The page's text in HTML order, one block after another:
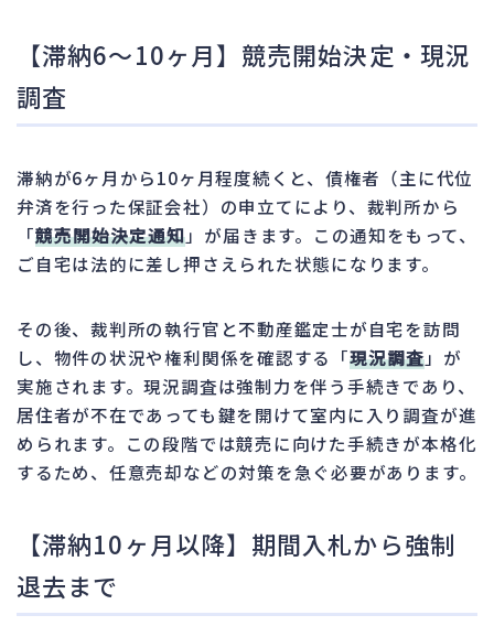
【滞納6～10ヶ月】競売開始決定・現況
調査
滞納が6ヶ月から10ヶ月程度続くと、債権者（主に代位
弁済を行った保証会社）の申立てにより、裁判所から
「競売開始決定通知」が届きます。この通知をもって、
ご自宅は法的に差し押さえられた状態になります。
その後、裁判所の執行官と不動産鑑定士が自宅を訪問
し、物件の状況や権利関係を確認する「現況調査」が
実施されます。現況調査は強制力を伴う手続きであり、
居住者が不在であっても鍵を開けて室内に入り調査が進
められます。この段階では競売に向けた手続きが本格化
するため、任意売却などの対策を急ぐ必要があります。
【滞納10ヶ月以降】期間入札から強制
退去まで